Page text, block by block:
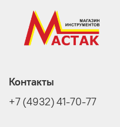
Контакты
+7 (4932) 41-70-77